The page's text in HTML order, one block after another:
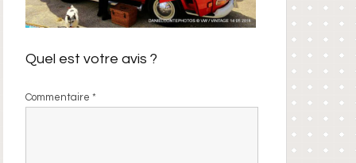
Quel est votre avis ?
Commentaire*